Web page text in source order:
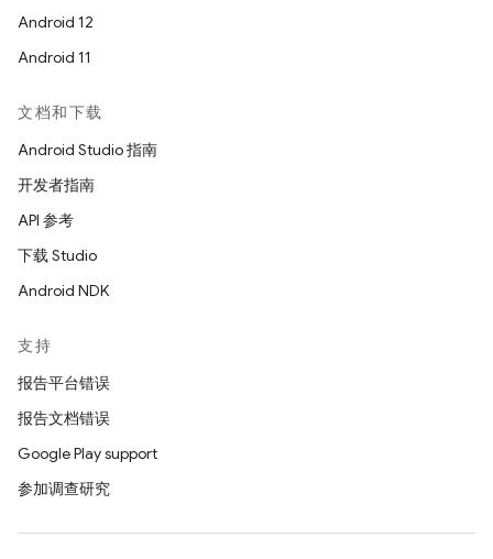
Android 12
Android 11
文档和下载
Android Studio 指南
开发者指南
API 参考
下载 Studio
Android NDK
支持
报告平台错误
报告文档错误
Google Play support
参加调查研究